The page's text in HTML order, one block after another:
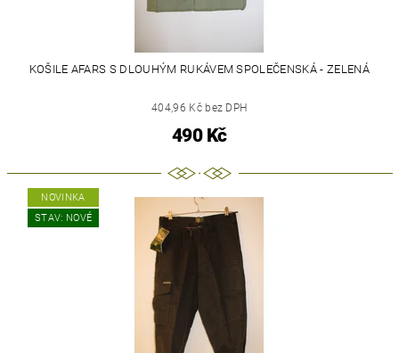
KOŠILE AFARS S DLOUHÝM RUKÁVEM SPOLEČENSKÁ - ZELENÁ
404,96 Kč bez DPH
490 Kč
NOVINKA
STAV: NOVÉ